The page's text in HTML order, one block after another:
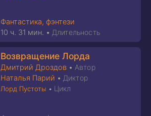
Фантастика, фэнтези
10 ч. 31 мин. • Длительность
Возвращение Лорда
Дмитрий Дроздов • Автор
Наталья Парий • Диктор
Лорд Пустоты • Цикл